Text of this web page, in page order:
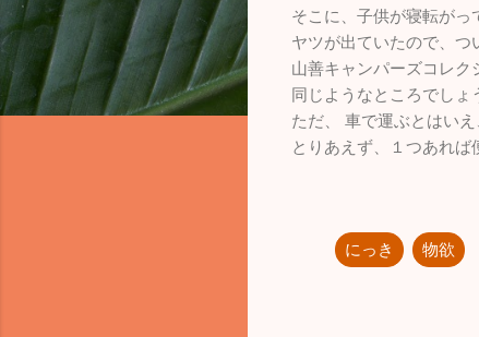
そこに、子供が寝転が
ヤツが出ていたので、つ
山善キャンパーズコレ
同じようなところでしょ
ただ、 車で運ぶとはい
とりあえず、１つあれば
にっき 物欲